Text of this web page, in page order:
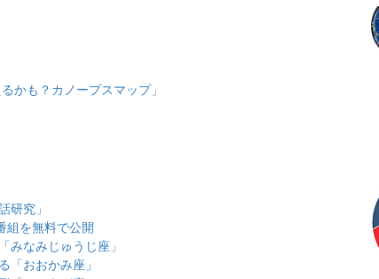
かも？カノープスマップ」
研究」
組を無料で公開
みなみじゅうじ座」
「おおかみ座」